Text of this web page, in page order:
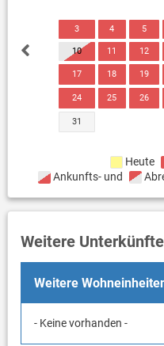
3 4 5
10 11 12
17 18 19
24 25 26
31
Heute
Ankunfts- und
Weitere Unterkünfte
Weitere
- Keine vorhanden -